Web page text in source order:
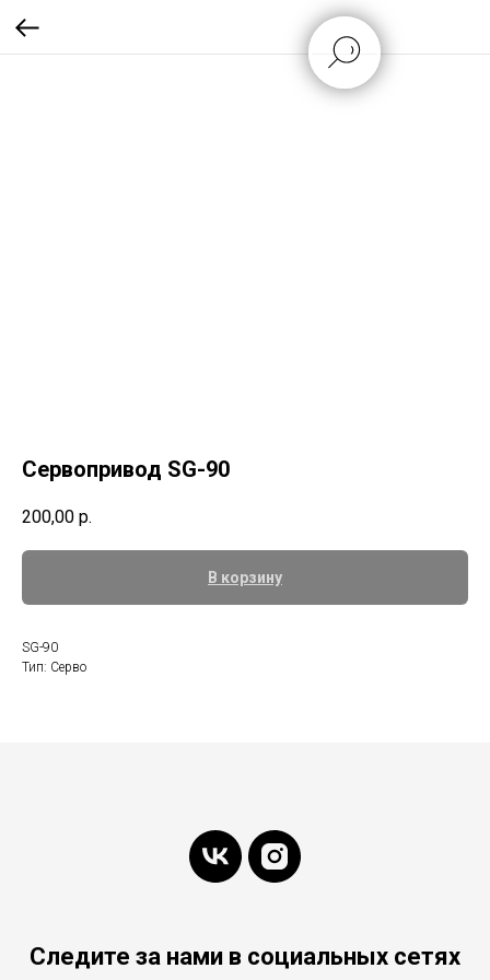
Сервопривод SG-90
200,00 р.
В корзину
SG-90
Тип: Серво
Следите за нами в социальных сетях